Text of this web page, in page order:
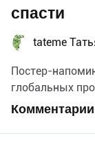
спасти
tateme
Постер-
глобальных
Комментарии